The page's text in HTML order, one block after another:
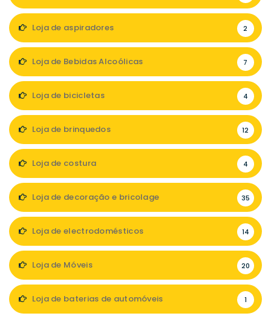
Loja de aspiradores 2
Loja de Bebidas Alcoólicas 7
Loja de bicicletas 4
Loja de brinquedos 12
Loja de costura 4
Loja de decoração e bricolage 35
Loja de electrodomésticos 14
Loja de Móveis 20
Loja de baterias de automóveis 1